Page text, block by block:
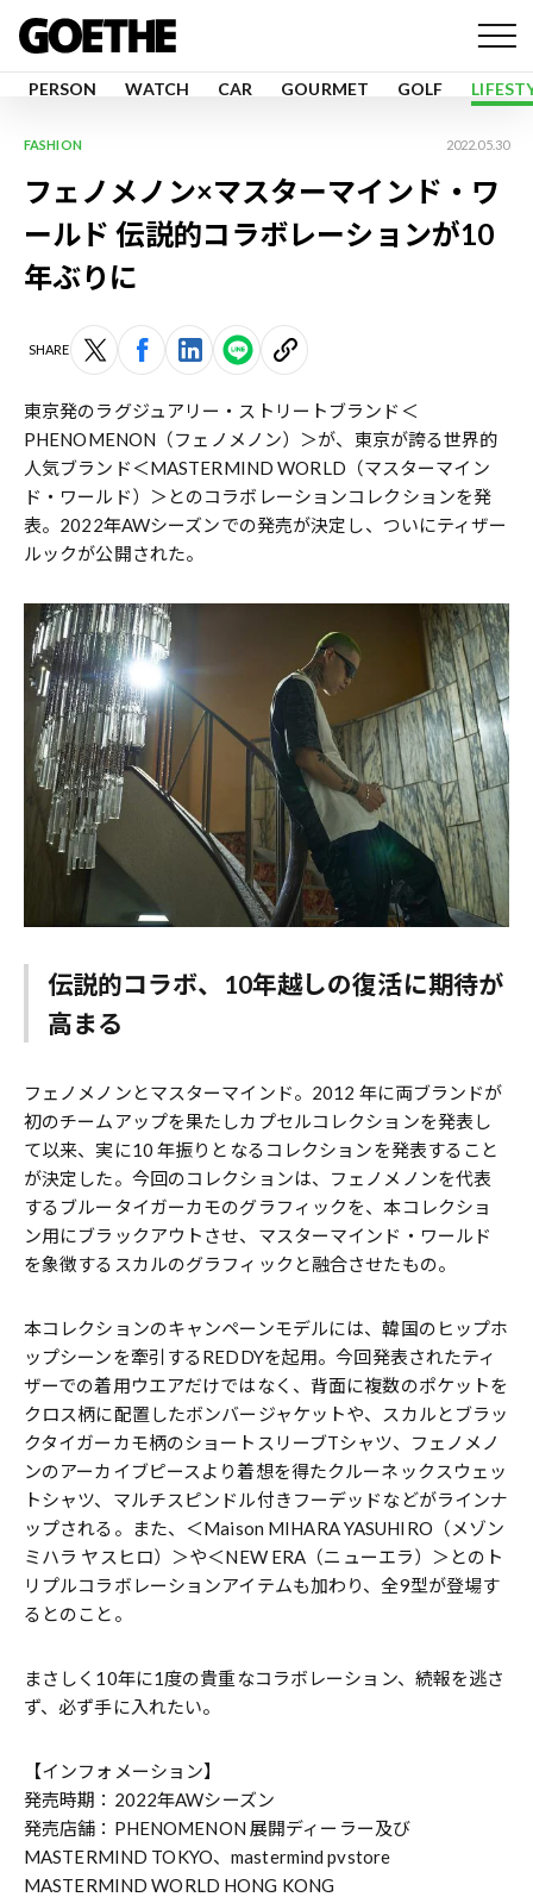
PERSON WATCH CAR GOURMET GOLF
FASHION 2022.05.30
フェノメノン×マスターマインド・ワ
ールド 伝説的コラボレーションが10
年ぶりに
SHARE
東京発のラグジュアリー・ストリートブランド＜
PHENOMENON（フェノメノン）＞が、東京が誇る世界的
人気ブランド＜MASTERMIND WORLD（マスターマイン
ド・ワールド）＞とのコラボレーションコレクションを発
表。2022年AWシーズンでの発売が決定し、ついにティザー
ルックが公開された。
伝説的コラボ、10年越しの復活に期待が
高まる
フェノメノンとマスターマインド。2012 年に両ブランドが
初のチームアップを果たしカプセルコレクションを発表し
て以来、実に10 年振りとなるコレクションを発表すること
が決定した。今回のコレクションは、フェノメノンを代表
するブルータイガーカモのグラフィックを、本コレクショ
ン用にブラックアウトさせ、マスターマインド・ワールド
を象徴するスカルのグラフィックと融合させたもの。
本コレクションのキャンペーンモデルには、韓国のヒップホ
ップシーンを牽引するREDDYを起用。今回発表されたティ
ザーでの着用ウエアだけではなく、背面に複数のポケットを
クロス柄に配置したボンバージャケットや、スカルとブラッ
クタイガーカモ柄のショートスリーブTシャツ、フェノメノ
ンのアーカイブピースより着想を得たクルーネックスウェッ
トシャツ、マルチスピンドル付きフーデッドなどがラインナ
ップされる。また、＜Maison MIHARA YASUHIRO（メゾン
ミハラ ヤスヒロ）＞や＜NEW ERA（ニューエラ）＞とのト
リプルコラボレーションアイテムも加わり、全9型が登場す
るとのこと。
まさしく10年に1度の貴重なコラボレーション、続報を逃さ
ず、必ず手に入れたい。
【インフォメーション】
発売時期：2022年AWシーズン
発売店舗：PHENOMENON 展開ディーラー及び
MASTERMIND TOKYO、mastermind pvstore
MASTERMIND WORLD HONG KONG